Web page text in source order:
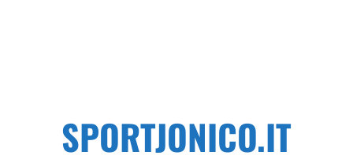
SPORTJONICO.IT